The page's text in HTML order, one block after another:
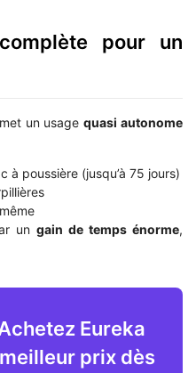
pour un
un usagequasi autonome
poussière (jusqu’à 75 jours)
ungain de temps énorme,
Eureka
prix dès